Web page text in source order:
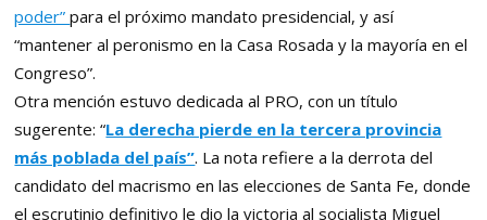
poder”para el próximo mandato presidencial, y así
“mantener al peronismo en la Casa Rosada y la mayoría en el
Congreso”.
Otra mención estuvo dedicada al PRO, con un título
sugerente: “La derecha pierde en la tercera provincia
más poblada del país”. La nota refiere a la derrota del
candidato del macrismo en las elecciones de Santa Fe, donde
el escrutinio definitivo le dio la victoria al socialista Miguel